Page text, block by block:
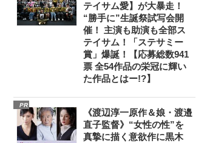
テイサム愛】が大暴走！
“勝手に”生誕祭試写会開
催！ 主演も助演も全部ス
テイサム！「ステサミー
賞」爆誕！【応募総数941
票 全54作品の栄冠に輝い
た作品とはー!?】
PR
《渡辺淳一原作＆娘・渡邉
直子監督》“女性の性”を
真摯に描く意欲作に黒木